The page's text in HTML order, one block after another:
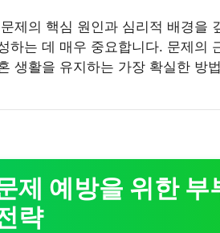
제의 핵심 원인과 심리적 배경을
하는 데 매우 중요합니다. 문제의
생활을 유지하는 가장 확실한 방
제 예방을 위한
략